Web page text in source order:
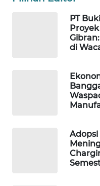
PT
Proyek
di
DESA